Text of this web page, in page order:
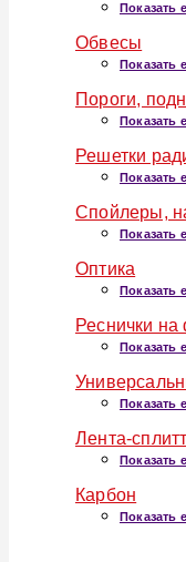
Показать
Обвесы
Показать
Пороги,
Показать
Решетки
Показать
Спойлеры,
Показать
Оптика
Показать
Реснички
Показать
Показать
Лента-
Показать
Карбон
Показать